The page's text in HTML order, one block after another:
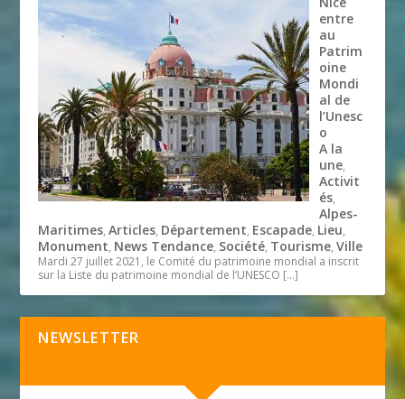
entre
au
Patrim
oine
Mondi
al de
l’Unesc
o
A la
une,
Activit
és,
Alpes-
Maritimes,Articles, Département, Escapade, Lieu,
Monument, News Tendance, Société, Tourisme,Ville
Mardi 27 juillet 2021, le Comité du patrimoine mondial a inscrit
sur la Liste du patrimoine mondial de l’UNESCO […]
NEWSLETTER